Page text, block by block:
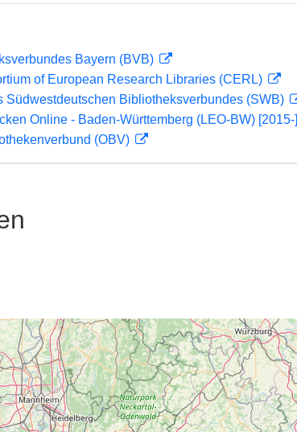
Bayern (BVB)
of European Research Libraries (CERL)
Südwestdeutschen Bibliotheksverbundes (SWB)
Online - Baden-Württemberg (LEO-BW) [2015-]
(OBV)